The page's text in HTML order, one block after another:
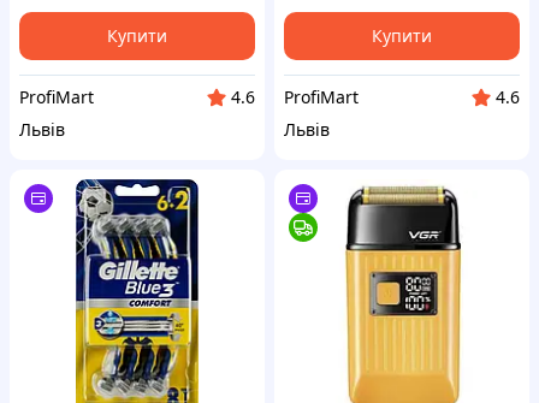
Купити
ProfiMart
4.6
Львів
Купити
ProfiMart
4.6
Львів